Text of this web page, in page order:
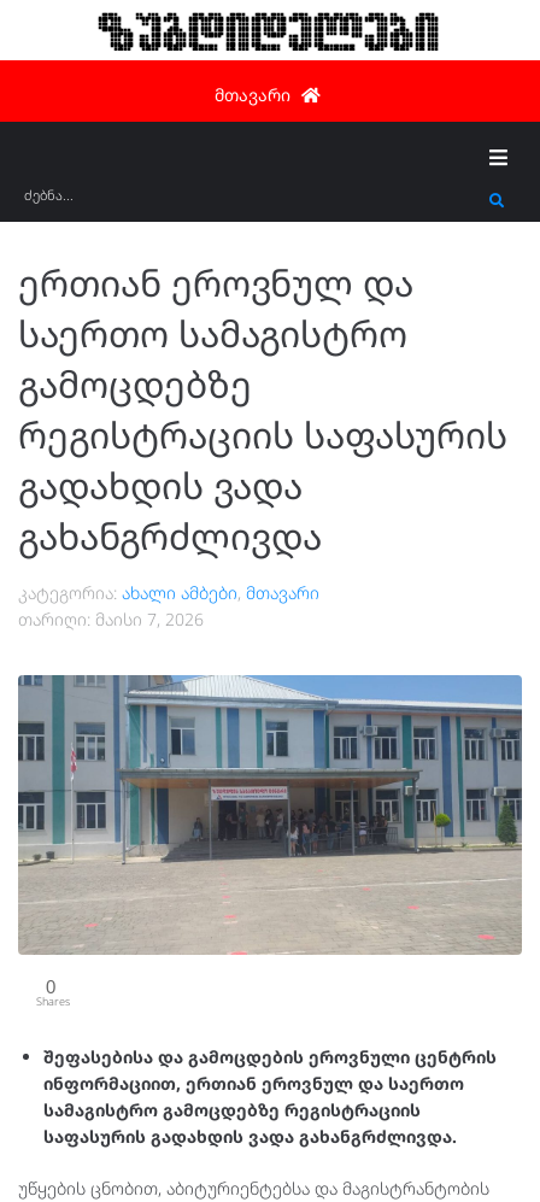
ზუგდიდელები
მთავარი
ერთიან ეროვნულ და
საერთო სამაგისტრო
გამოცდებზე
რეგისტრაციის საფასურის
გადახდის ვადა
გახანგრძლივდა
კატეგორია: ახალი ამბები, მთავარი
თარიღი: მაისი 7, 2026
0
Shares
შეფასებისა და გამოცდების ეროვნული ცენტრის
ინფორმაციით, ერთიან ეროვნულ და საერთო
სამაგისტრო გამოცდებზე რეგისტრაციის
საფასურის გადახდის ვადა გახანგრძლივდა.
უწყების ცნობით, აბიტურიენტებსა და მაგისტრანტობის